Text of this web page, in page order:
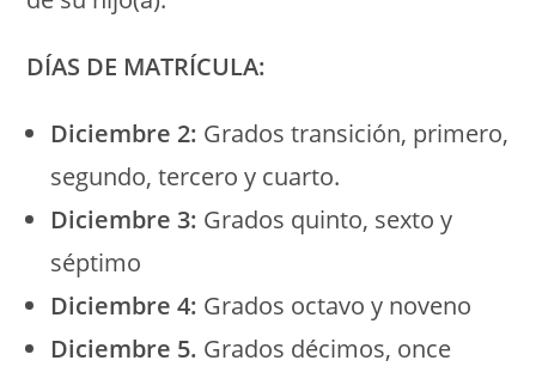
DÍAS DE MATRÍCULA:
Diciembre 2: Grados transición, primero,
segundo, tercero y cuarto.
Diciembre 3: Grados quinto, sexto y
séptimo
Diciembre 4: Grados octavo y noveno
Diciembre 5. Grados décimos, once